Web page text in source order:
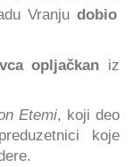
Vranju dobio
opljačkan iz
Etemi, koji deo
koje